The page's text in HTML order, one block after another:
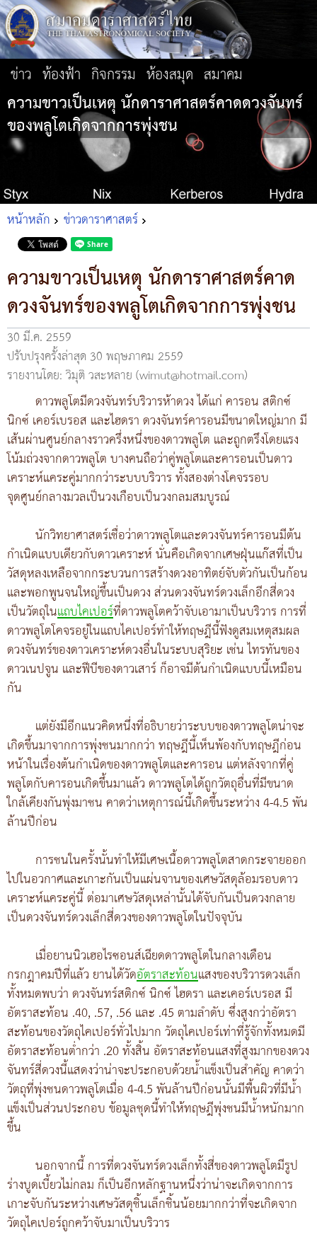
ข่าว ท้องฟ้า กิจกรรม ห้องสมุด สมาคม
ความขาวเป็นเหตุ นักดาราศาสตร์คาดดวงจันทร์
ของพลูโตเกิดจากการพุ่งชน
หน้าหลัก ข่าวดาราศาสตร์
ความขาวเป็นเหตุ นักดาราศาสตร์คาด
ดวงจันทร์ของพลูโตเกิดจากการพุ่งชน
30 มี.ค. 2559
ปรับปรุงครั้งล่าสุด 30 พฤษภาคม 2559
รายงานโดย: วิมุติ วสะหลาย (wimut@hotmail.com)
ดาวพลูโตมีดวงจันทร์บริวารห้าดวง ได้แก่ คารอน สติกซ์
นิกซ์ เคอร์เบรอส และไฮดรา ดวงจันทร์คารอนมีขนาดใหญ่มาก มี
เส้นผ่านศูนย์กลางราวครึ่งหนึ่งของดาวพลูโต และถูกตรึงโดยแรง
โน้มถ่วงจากดาวพลูโต บางคนถือว่าคู่พลูโตและคารอนเป็นดาว
เคราะห์แคระคู่มากกว่าระบบบริวาร ทั้งสองต่างโคจรรอบ
จุดศูนย์กลางมวลเป็นวงเกือบเป็นวงกลมสมบูรณ์
นักวิทยาศาสตร์เชื่อว่าดาวพลูโตและดวงจันทร์คารอนมีต้น
กำเนิดแบบเดียวกับดาวเคราะห์ นั่นคือเกิดจากเศษฝุ่นแก๊สที่เป็น
วัสดุหลงเหลือจากกระบวนการสร้างดวงอาทิตย์จับตัวกันเป็นก้อน
และพอกพูนจนใหญ่ขึ้นเป็นดวง ส่วนดวงจันทร์ดวงเล็กอีกสี่ดวง
เป็นวัตถุในแถบไคเปอร์ที่ดาวพลูโตคว้าจับเอามาเป็นบริวาร การที่
ดาวพลูโตโคจรอยู่ในแถบไคเปอร์ทำให้ทฤษฎีนี้ฟังดูสมเหตุสมผล
ดวงจันทร์ของดาวเคราะห์ดวงอื่นในระบบสุริยะ เช่น ไทรทันของ
ดาวเนปจูน และฟีบีของดาวเสาร์ ก็อาจมีต้นกำเนิดแบบนี้เหมือน
กัน
แต่ยังมีอีกแนวคิดหนึ่งที่อธิบายว่าระบบของดาวพลูโตน่าจะ
เกิดขึ้นมาจากการพุ่งชนมากกว่า ทฤษฎีนี้เห็นพ้องกับทฤษฎีก่อน
หน้าในเรื่องต้นกำเนิดของดาวพลูโตและคารอน แต่หลังจากที่คู่
พลูโตกับคารอนเกิดขึ้นมาแล้ว ดาวพลูโตได้ถูกวัตถุอื่นที่มีขนาด
ใกล้เคียงกันพุ่งมาชน คาดว่าเหตุการณ์นี้เกิดขึ้นระหว่าง 4-4.5 พัน
ล้านปีก่อน
การชนในครั้งนั้นทำให้มีเศษเนื้อดาวพลูโตสาดกระจายออก
ไปในอวกาศและเกาะกันเป็นแผ่นจานของเศษวัสดุล้อมรอบดาว
เคราะห์แคระคู่นี้ ต่อมาเศษวัสดุเหล่านั้นได้จับกันเป็นดวงกลาย
เป็นดวงจันทร์ดวงเล็กสี่ดวงของดาวพลูโตในปัจจุบัน
เมื่อยานนิวเฮอไรซอนส์เฉียดดาวพลูโตในกลางเดือน
กรกฎาคมปีที่แล้ว ยานได้วัดอัตราสะท้อนแสงของบริวารดวงเล็ก
ทั้งหมดพบว่า ดวงจันทร์สติกซ์ นิกซ์ ไฮดรา และเคอร์เบรอส มี
อัตราสะท้อน .40, .57, .56 และ .45 ตามลำดับ ซึ่งสูงกว่าอัตรา
สะท้อนของวัตถุไคเปอร์ทั่วไปมาก วัตถุไคเปอร์เท่าที่รู้จักทั้งหมดมี
อัตราสะท้อนต่ำกว่า .20 ทั้งสิ้น อัตราสะท้อนแสงที่สูงมากของดวง
จันทร์สี่ดวงนี้แสดงว่าน่าจะประกอบด้วยน้ำแข็งเป็นสำคัญ คาดว่า
วัตถุที่พุ่งชนดาวพลูโตเมื่อ 4-4.5 พันล้านปีก่อนนั้นมีพื้นผิวที่มีน้ำ
แข็งเป็นส่วนประกอบ ข้อมูลชุดนี้ทำให้ทฤษฎีพุ่งชนมีน้ำหนักมาก
ขึ้น
นอกจากนี้ การที่ดวงจันทร์ดวงเล็กทั้งสี่ของดาวพลูโตมีรูป
ร่างบูดเบี้ยวไม่กลม ก็เป็นอีกหลักฐานหนึ่งว่าน่าจะเกิดจากการ
เกาะจับกันระหว่างเศษวัสดุชิ้นเล็กชิ้นน้อยมากกว่าที่จะเกิดจาก
วัตถุไคเปอร์ถูกคว้าจับมาเป็นบริวาร